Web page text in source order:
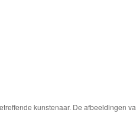
kunstenaar. De afbeeldingen